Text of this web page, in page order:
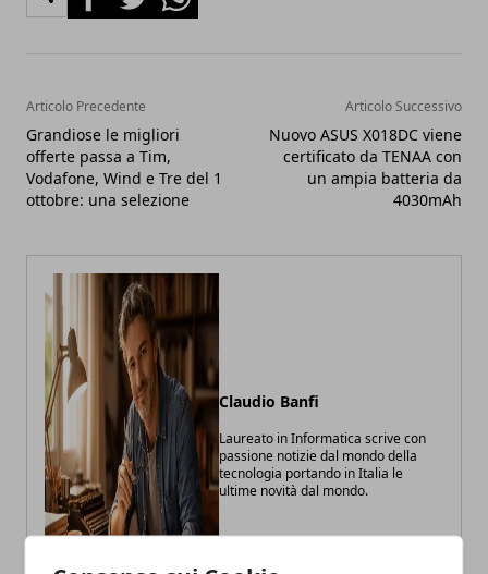
Articolo Precedente
Grandiose le migliori
offerte passa a Tim,
Vodafone, Wind e Tre del 1
ottobre: una selezione
Articolo Successivo
Nuovo ASUS X018DC viene
certificato da TENAA con
un ampia batteria da
4030mAh
Claudio Banfi
Laureato in Informatica scrive con
passione notizie dal mondo della
tecnologia portando in Italia le
ultime novità dal mondo.